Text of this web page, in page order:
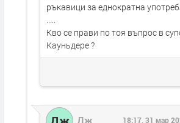
ръкавици за еднократна
Кво се прави по тоя въпрос в
Кауньдере ?
Дж 18:17, 31 мар